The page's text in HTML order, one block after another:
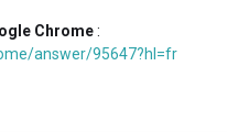
Chrome:
answer/95647?hl=fr